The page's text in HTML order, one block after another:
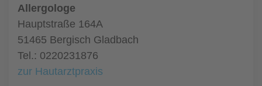
Allergologe
Hauptstraße 164A
51465 Bergisch Gladbach
Tel.: 0220231876
zur Hautarztpraxis